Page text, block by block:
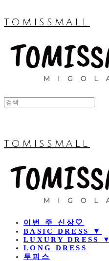
TOMISSMALL
TOMISSMALL
이번 주 신상🤍
BASIC DRESS ▼
LUXURY DRESS ▼
LONG DRESS
투피스